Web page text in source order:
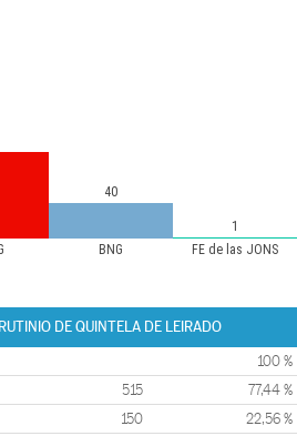
BNG FE de las JONS
40
1
DE QUINTELA DE LEIRADO
100 %
515 77,44 %
150 22,56 %